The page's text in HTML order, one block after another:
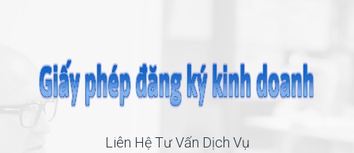
Liên Hệ Tư Vấn Dịch Vụ